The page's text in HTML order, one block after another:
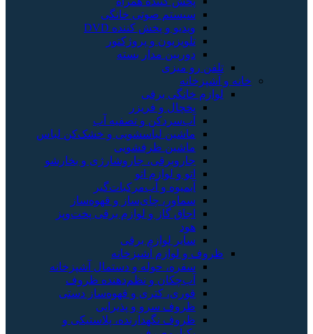
سیستم صوتی خانگی
ویدیو و پخش کننده DVD
تلویزیون و پروژکتور
دوربین مدار بسته
تلفن رو میزی
خانه و آشپزخانه
لوازم خانگی برقی
یخچال و فریزر
آب‌سردکن و تصفیه آب
ماشین لباسشویی و خشک‌کن لباس
ماشین ظرفشویی
جاروبرقی، جاروشارژی و بخارشو
اتو و لوازم اتو
آبمیوه و آب‌مرکبات‌گیر
سماور، چای‌ساز و قهوه‌ساز
اجاق گاز و لوازم برقی پخت‌وپز
هود
سایر لوازم برقی
ظروف و لوازم آشپزخانه
سفره، حوله و دستمال آشپزخانه
آب‌چکان و نظم‌دهنده ظروف
قوری، کتری و قهوه‌ساز دستی
ظروف سرو و پذیرایی
ظروف نگهدارنده، پلاستیکی و